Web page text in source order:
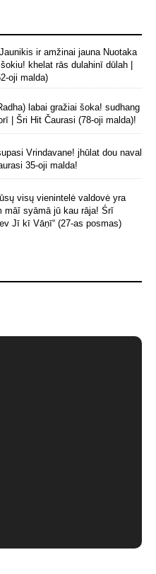
ir amžinai jauna Nuotaka
khelat rās dulahinī dūlah |
oji malda)
labai gražiai šoka! sudhang
| Šri Hit Čaurasi (78-oji malda)!
Vrindavane! jhūlat dou naval
35-oji malda!
visų vienintelė valdovė yra
māī syāmā jū kau rāja! Śrī
Jī kī Vāṇī“ (27-as posmas)